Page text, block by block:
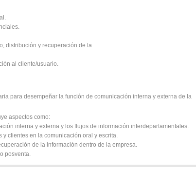
distribución y recuperación de la
al cliente/usuario.
para desempeñar la función de comunicación interna y externa de la
aspectos como:
interna y externa y los flujos de información interdepartamentales.
clientes en la comunicación oral y escrita.
de la información dentro de la empresa.
posventa.